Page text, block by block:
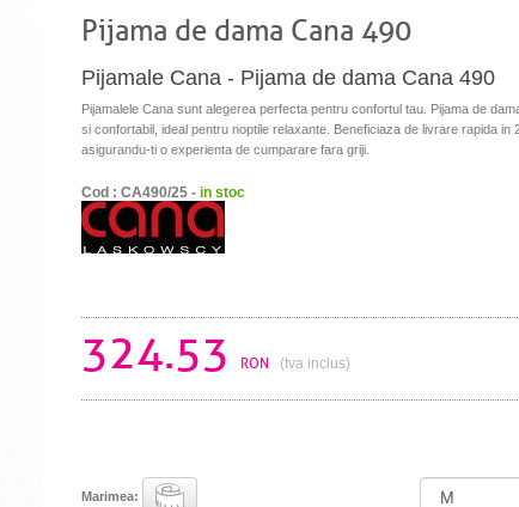
Pijama de dama Cana 490
Pijamale Cana - Pijama de dama Cana 490
Pijamalele Cana sunt alegerea perfecta pentru confortul tau. Pijama de
si confortabil, ideal pentru noptile relaxante. Beneficiaza de livrare rapida in
asigurandu-ti o experienta de cumparare fara griji.
Cod : CA490/25 - in stoc
324.53 RON (tva inclus)
Marimea: